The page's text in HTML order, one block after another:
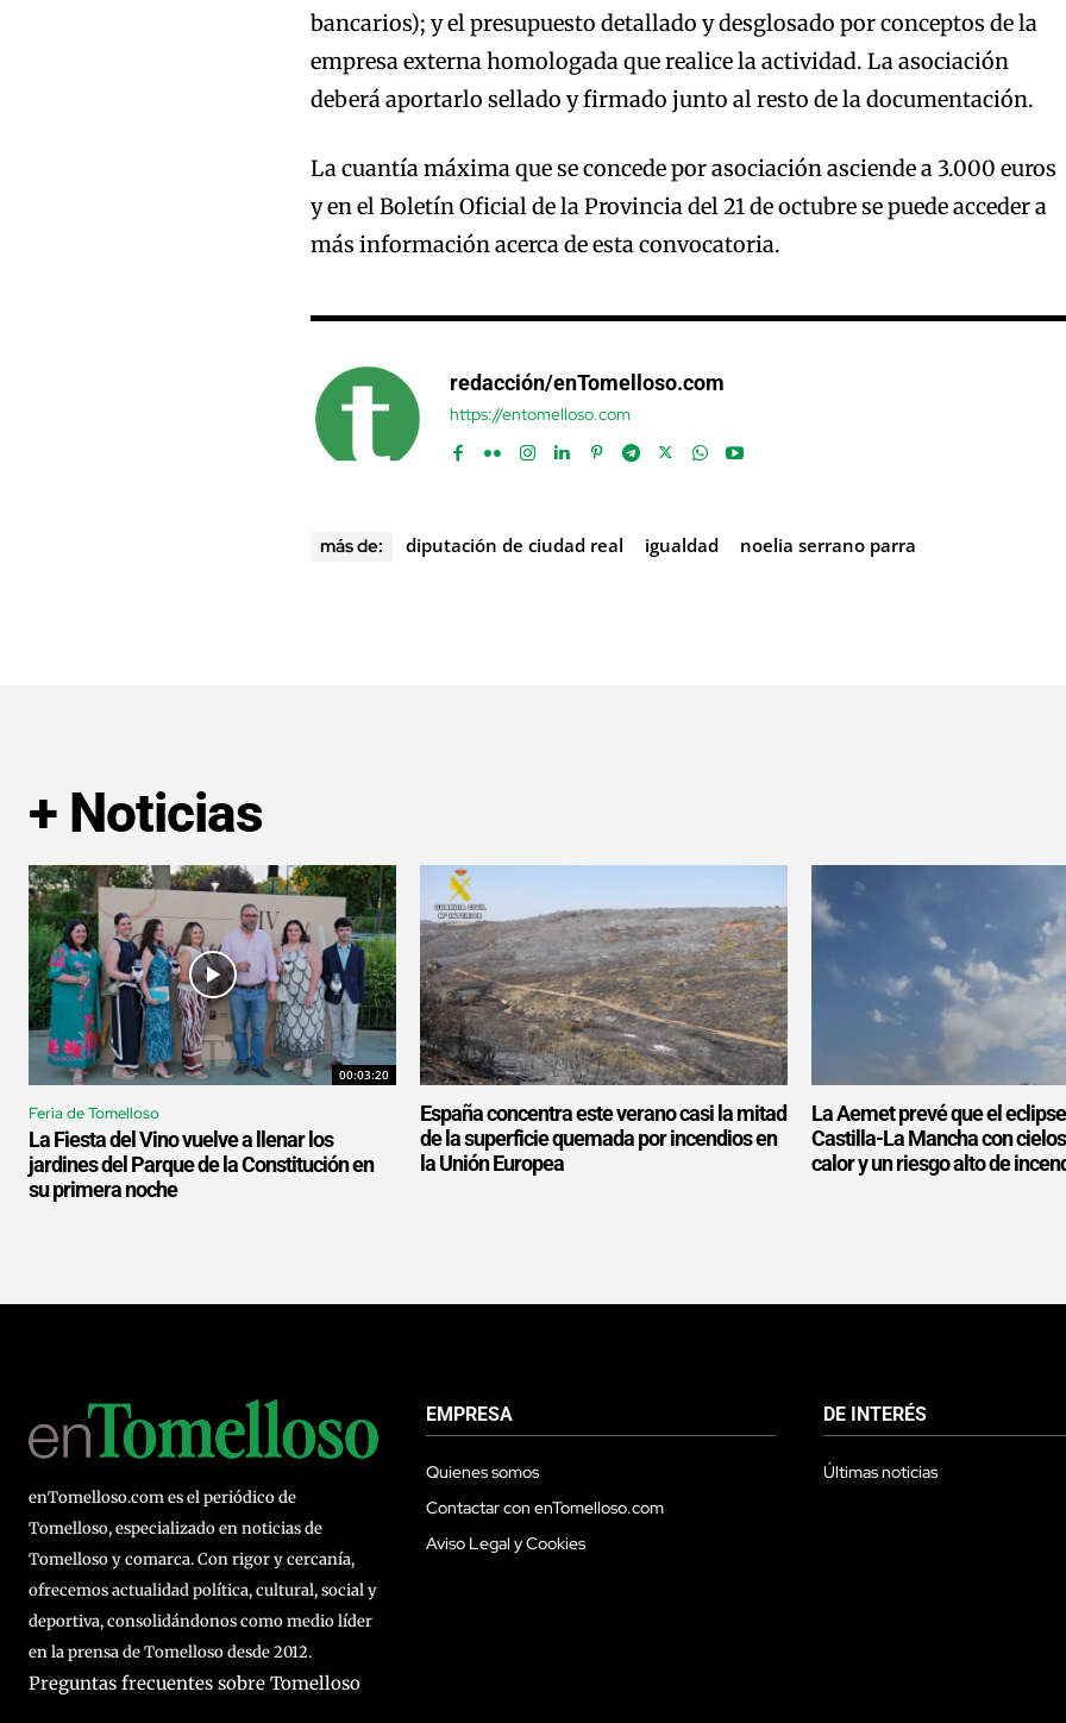
bancarios); y el presupuesto detallado y desglosado por conceptos de la
empresa externa homologada que realice la actividad. La asociación
deberá aportarlo sellado y firmado junto al resto de la documentación.
La cuantía máxima que se concede por asociación asciende a 3.000 euros
y en el Boletín Oficial de la Provincia del 21 de octubre se puede acceder a
más información acerca de esta convocatoria.
redacción/enTomelloso.com
https://entomelloso.com
más de: diputación de ciudad real igualdad noelia serrano parra
+ Noticias
00:03:20
Feria de Tomelloso
La Fiesta del Vino vuelve a llenar los
jardines del Parque de la Constitución en
su primera noche
España concentra este verano casi la mitad
de la superficie quemada por incendios en
la Unión Europea
La Aemet prevé que el
Castilla-La Mancha con
calor y un riesgo alto de
enTomelloso.com es el periódico de
Tomelloso, especializado en noticias de
Tomelloso y comarca. Con rigor y cercanía,
ofrecemos actualidad política, cultural, social y
deportiva, consolidándonos como medio líder
en la prensa de Tomelloso desde 2012.
Preguntas frecuentes sobre Tomelloso
EMPRESA
Quienes somos
Contactar con enTomelloso.com
Aviso Legal y Cookies
DE INTERÉS
Últimas noticias